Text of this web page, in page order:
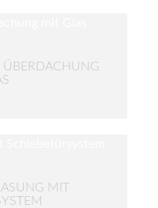
ÜBERDACHUNG
MIT